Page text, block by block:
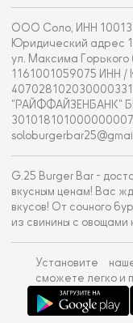
ООО Соло, ИНН
Юридический адрес
ул. Максима Горького
1161001059075 ИНН /
"РАЙФФАЙЗЕНБАНК"
G.25 Burger Bar -
вкусным ценам! Вас
вкусов! От сочного
из свинины с овощами
Установите
сможете легко и